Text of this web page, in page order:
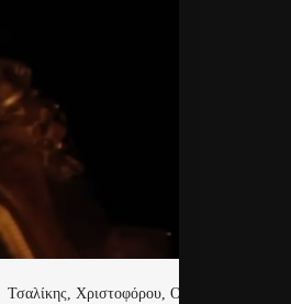
Τσαλίκης, Χριστοφόρου, ONE